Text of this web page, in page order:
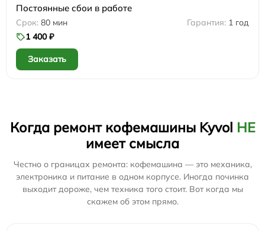
Постоянные сбои в работе
80 мин
1 год
1 400 ₽
Заказать
Когда ремонт кофемашины Kyvol НЕ
имеет смысла
Честно о границах ремонта: кофемашина — это механика,
электроника и питание в одном корпусе. Иногда починка
выходит дороже, чем техника того стоит. Вот когда мы
скажем об этом прямо.